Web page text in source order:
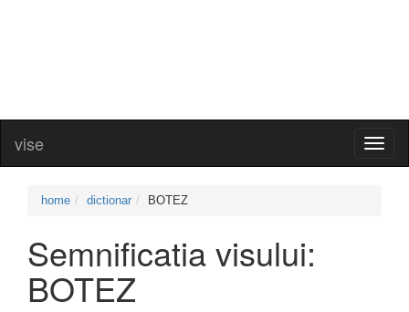
vise
home dictionar BOTEZ
Semnificatia visului:
BOTEZ